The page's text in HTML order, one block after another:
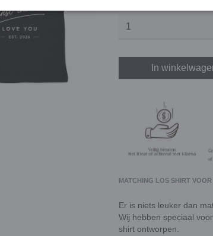
In
MATCHING LOS SHIRT
Er is niets leuker dan
Wij hebben speciaal
shirt ontworpen.